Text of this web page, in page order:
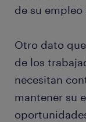
de su empleo
Otro dato
de los
necesitan
mantener su